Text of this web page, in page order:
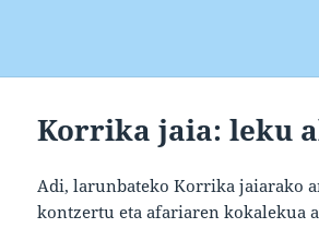
Korrika jaia: leku
Adi, larunbateko Korrika jaiarako
kontzertu eta afariaren kokalekua